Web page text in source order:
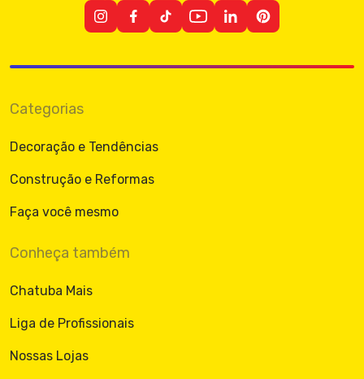
Categorias
Decoração e Tendências
Construção e Reformas
Faça você mesmo
Conheça também
Chatuba Mais
Liga de Profissionais
Nossas Lojas